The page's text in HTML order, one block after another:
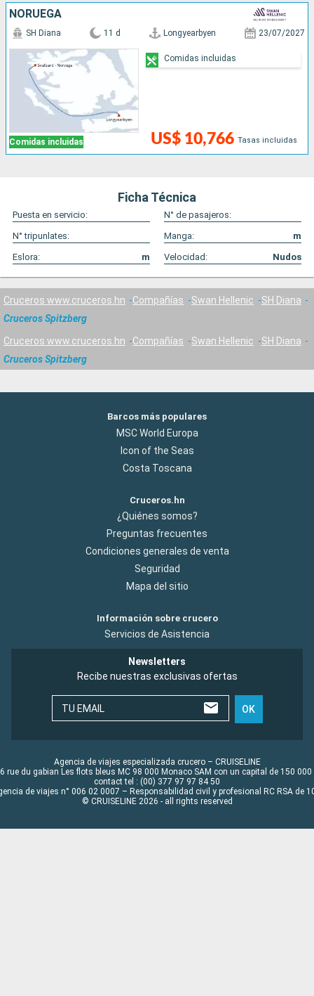
NORUEGA
Comidas incluidas
SH Diana 11 d Longyearbyen 23/07/2027
US$ 10,766 Tasas incluidas
Comidas incluidas
Ficha Técnica
Puesta en servicio:
N° de pasajeros:
N° tripunlates:
Manga:
m
Eslora:
m Velocidad: Nudos
Cruceros www.cruceros.hn Compañías Swan Hellenic
SH Diana
Cruceros Spitzberg
Cruceros www.cruceros.hn Compañías Swan Hellenic
SH Diana
Cruceros Spitzberg
Barcos más populares
MSC World Europa
Icon of the Seas
Costa Toscana
Cruceros.hn
¿Quiénes somos?
Preguntas frecuentes
Condiciones generales de venta
Seguridad
Mapa del sitio
Información sobre crucero
Servicios de Asistencia
Newsletters
Recibe nuestras exclusivas ofertas
TU EMAIL OK
Agencia de viajes especializada crucero – CRUISELINE
rue du gabian Les flots bleus MC 98 000 Monaco SAM con un capital de 150 000
contact tel : (00) 377 97 97 84 50
de viajes n° 006 02 0007 – Responsabilidad civil y profesional RC RSA de
© CRUISELINE 2026 - all rights reserved